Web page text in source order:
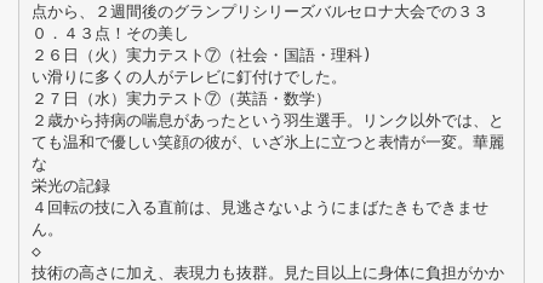
点から、２週間後のグランプリシリーズバルセロナ大会での３３
０．４３点！その美し
２６日（火）実力テスト⑦（社会・国語・理科)
い滑りに多くの人がテレビに釘付けでした。
２７日（水）実力テスト⑦（英語・数学）
２歳から持病の喘息があったという羽生選手。リンク以外では、と
ても温和で優しい笑顔の彼が、いざ氷上に立つと表情が一変。華麗
な
栄光の記録
４回転の技に入る直前は、見逃さないようにまばたきもできませ
ん。
◇
技術の高さに加え、表現力も抜群。見た目以上に身体に負担がかか